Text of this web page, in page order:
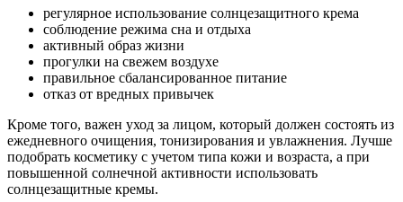
регулярное использование солнцезащитного крема
соблюдение режима сна и отдыха
активный образ жизни
прогулки на свежем воздухе
правильное сбалансированное питание
отказ от вредных привычек
Кроме того, важен уход за лицом, который должен состоять из
ежедневного очищения, тонизирования и увлажнения. Лучше
подобрать косметику с учетом типа кожи и возраста, а при
повышенной солнечной активности использовать
солнцезащитные кремы.